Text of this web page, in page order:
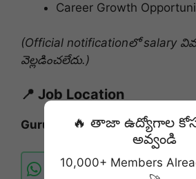
Career Growth
(Official notificationలో salary
వెల్లడించలేదు.)
📍 Job Location
Gurugram (Gurgaon),
WhatsApp Channel
🔥 తాజా ఉద్యోగాల
అవ్వండి
10,000+ Members